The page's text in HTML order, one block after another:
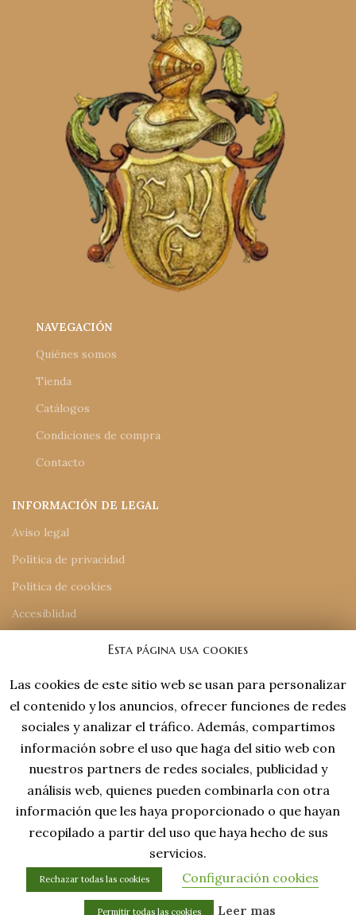
NAVEGACIÓN
Quiénes somos
Tienda
Catálogos
Condiciones de compra
Contacto
INFORMACIÓN DE LEGAL
Aviso legal
Política de privacidad
Política de cookies
Accesiblidad
INFORMACIÓN DE CONTACTO
918 77 48 18
tiendaonline@laviejaespana.com
Tales de Mileto 15, Nave 13 (28806), Alcalá de Henares
Desing by Captto
Esta página usa cookies
Las cookies de este sitio web se usan para personalizar
el contenido y los anuncios, ofrecer funciones de redes
sociales y analizar el tráfico. Además, compartimos
información sobre el uso que haga del sitio web con
nuestros partners de redes sociales, publicidad y
análisis web, quienes pueden combinarla con otra
información que les haya proporcionado o que hayan
recopilado a partir del uso que haya hecho de sus
servicios.
Rechazar todas las cookies Configuración cookies
Permitir todas las cookies Leer mas